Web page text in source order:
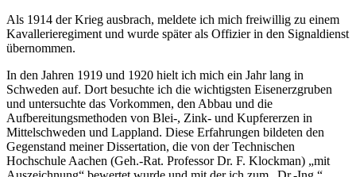
Als 1914 der Krieg ausbrach, meldete ich mich freiwillig zu einem
Kavallerieregiment und wurde später als Offizier in den Signaldienst
übernommen.
In den Jahren 1919 und 1920 hielt ich mich ein Jahr lang in
Schweden auf. Dort besuchte ich die wichtigsten Eisenerzgruben
und untersuchte das Vorkommen, den Abbau und die
Aufbereitungsmethoden von Blei-, Zink- und Kupfererzen in
Mittelschweden und Lappland. Diese Erfahrungen bildeten den
Gegenstand meiner Dissertation, die von der Technischen
Hochschule Aachen (Geh.-Rat. Professor Dr. F. Klockman) „mit